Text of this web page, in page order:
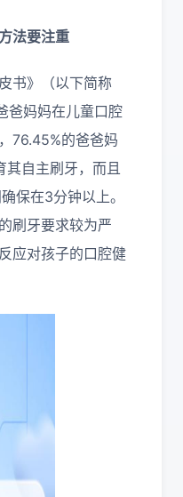
法要注重
书》（以下简称
爸妈妈在儿童口腔
76.45%的爸爸妈
其自主刷牙，而且
保在3分钟以上。
刷牙要求较为严
应对孩子的口腔健